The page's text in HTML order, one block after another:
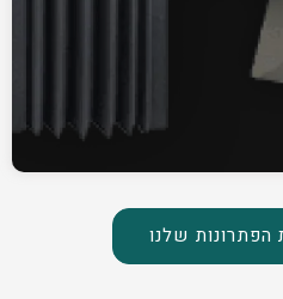
שלנו